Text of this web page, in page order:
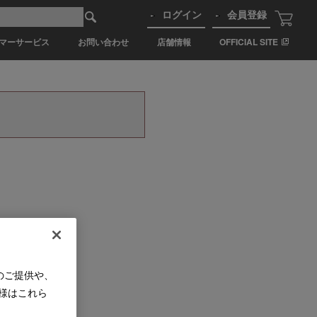
ーサービス お問い合わせ 店舗情報 OFFICIAL SITE
ログイン 会員登録
提供や、
はこれら